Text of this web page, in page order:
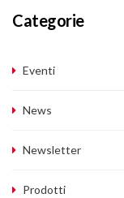
Categorie
Eventi
News
Newsletter
Prodotti